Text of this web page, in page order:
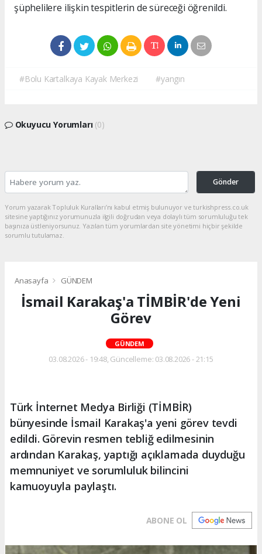
şüphelilere ilişkin tespitlerin de süreceği öğrenildi.
#Bolu Kartalkaya Kayak Merkezi #yangın
Okuyucu Yorumları (0)
Gönder
Yorum yazarak Topluluk Kuralları’nı kabul etmiş bulunuyor ve turkishpress.co.uk
sitesine yaptığınız yorumunuzla ilgili doğrudan veya dolaylı tüm sorumluluğu tek
başınıza üstleniyorsunuz. Yazılan tüm yorumlardan site yönetimi hiçbir şekilde
sorumlu tutulamaz.
Anasayfa GÜNDEM
İsmail Karakaş'a TİMBİR'de Yeni
Görev
GÜNDEM
03.08.2026 - 19:48, Güncelleme: 03.08.2026 - 21:15
Türk İnternet Medya Birliği (TİMBİR)
bünyesinde İsmail Karakaş'a yeni görev tevdi
edildi. Görevin resmen tebliğ edilmesinin
ardından Karakaş, yaptığı açıklamada duyduğu
memnuniyet ve sorumluluk bilincini
kamuoyuyla paylaştı.
ABONE OL